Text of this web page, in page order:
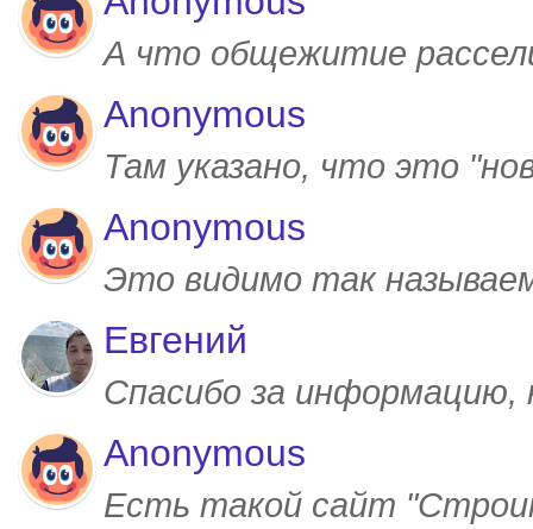
А что общежитие
Anonymous
Там указано, что это
Anonymous
Это видимо так
Евгений
Спасибо за
Anonymous
Есть такой сайт